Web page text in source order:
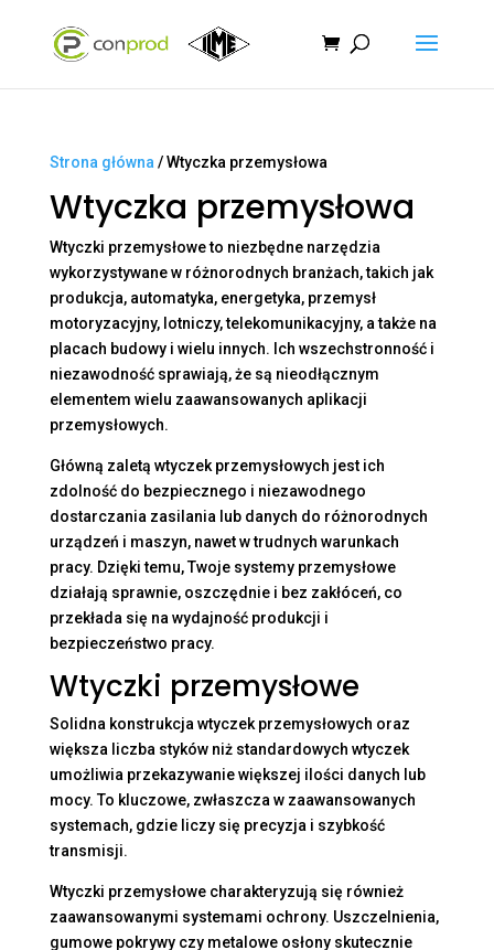
Strona główna / Wtyczka przemysłowa
Wtyczka przemysłowa
Wtyczki przemysłowe to niezbędne narzędzia
wykorzystywane w różnorodnych branżach, takich jak
produkcja, automatyka, energetyka, przemysł
motoryzacyjny, lotniczy, telekomunikacyjny, a także na
placach budowy i wielu innych. Ich wszechstronność i
niezawodność sprawiają, że są nieodłącznym
elementem wielu zaawansowanych aplikacji
przemysłowych.
Główną zaletą wtyczek przemysłowych jest ich
zdolność do bezpiecznego i niezawodnego
dostarczania zasilania lub danych do różnorodnych
urządzeń i maszyn, nawet w trudnych warunkach
pracy. Dzięki temu, Twoje systemy przemysłowe
działają sprawnie, oszczędnie i bez zakłóceń, co
przekłada się na wydajność produkcji i
bezpieczeństwo pracy.
Wtyczki przemysłowe
Solidna konstrukcja wtyczek przemysłowych oraz
większa liczba styków niż standardowych wtyczek
umożliwia przekazywanie większej ilości danych lub
mocy. To kluczowe, zwłaszcza w zaawansowanych
systemach, gdzie liczy się precyzja i szybkość
transmisji.
Wtyczki przemysłowe charakteryzują się również
zaawansowanymi systemami ochrony. Uszczelnienia,
gumowe pokrywy czy metalowe osłony skutecznie